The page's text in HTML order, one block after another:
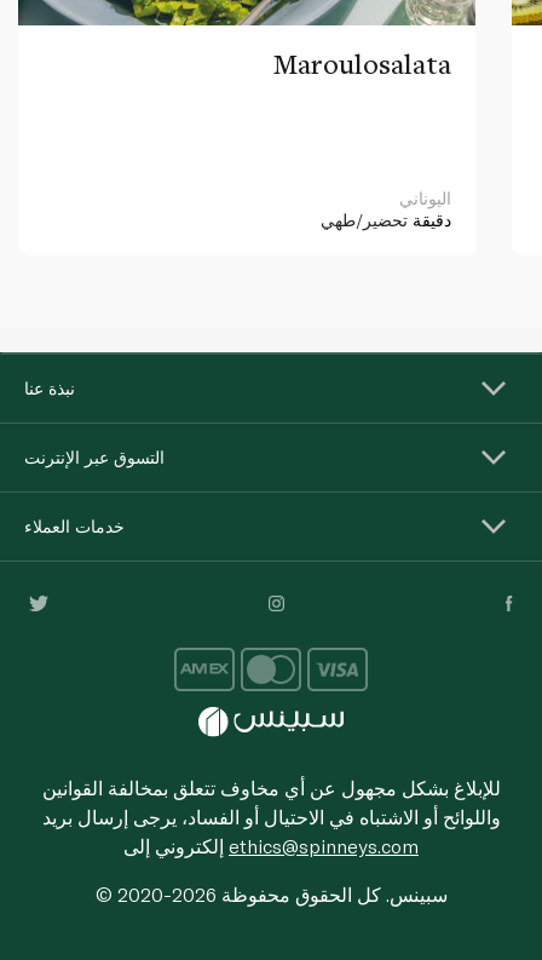
Maroulosalata
اليوناني
دقيقة تحضير/طهي
نبذة عنا
التسوق عبر الإنترنت
خدمات العملاء
للإبلاغ بشكل مجهول عن أي مخاوف تتعلق بمخالفة القوانين
واللوائح أو الاشتباه في الاحتيال أو الفساد، يرجى إرسال بريد
ethics@spinneys.com
© 2020-2026 سبينس. كل الحقوق محفوظة